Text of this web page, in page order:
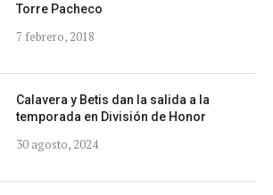
Torre Pacheco
7 febrero, 2018
Calavera y Betis dan la salida a la
temporada en División de Honor
30 agosto, 2024